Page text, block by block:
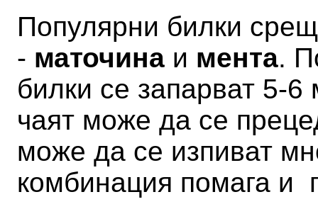
Популярни билки
- маточина и мента.
билки се запарват 5-
чаят може да се
може да се изпиват
комбинация помага и